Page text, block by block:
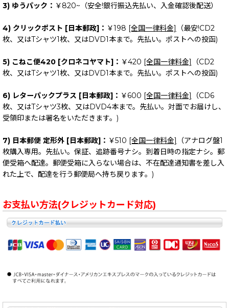
3) ゆうパック： ￥820~（安全!銀行振込先払い、入金確認後配送）
4) クリックポスト [日本郵政]： ￥198 [全国一律料金]
（最安!CD2
枚、又はTシャツ1枚、又はDVD1本まで。先払い。ポストへの投函)
5) こねこ便420 [クロネコヤマト]： ￥420 [全国一律料金]
（CD2
枚、又はTシャツ1枚、又はDVD1本まで。先払い。ポストへの投函)
6) レターパックプラス [日本郵政]： ￥600 [全国一律料金]
（CD6
枚、又はTシャツ3枚、又はDVD4本まで。先払い。対面でお届けし、
受領印または署名をいただきます。)
7) 日本郵便 定形外 [日本郵政]： ￥510 [全国一律料金]
（アナログ盤1
枚購入専用。先払い。保証、追跡番号ナシ。到着日時の指定ナシ。郵
便受箱へ配達。郵便受箱に入らない場合は、不在配達通知書を差し入
れた上で、配達を行う郵便局へ持ち戻ります。)
お支払い方法(クレジットカード対応)